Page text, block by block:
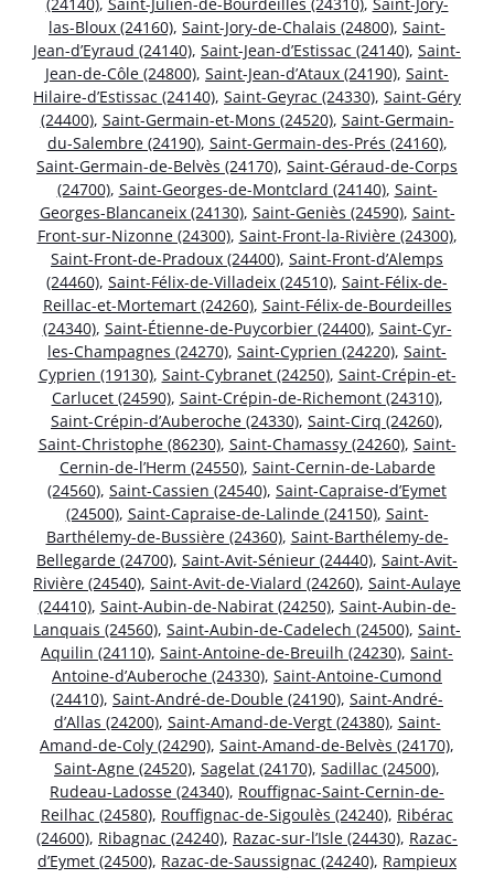
las-Bloux (24160), Saint-Jory-de-Chalais (24800), Saint-
Jean-d’Eyraud (24140), Saint-Jean-d’Estissac (24140), Saint-
Jean-de-Côle (24800), Saint-Jean-d’Ataux (24190), Saint-
Hilaire-d’Estissac (24140), Saint-Geyrac (24330), Saint-Géry
(24400), Saint-Germain-et-Mons (24520), Saint-Germain-
du-Salembre (24190), Saint-Germain-des-Prés (24160),
Saint-Germain-de-Belvès (24170), Saint-Géraud-de-Corps
(24700), Saint-Georges-de-Montclard (24140), Saint-
Georges-Blancaneix (24130), Saint-Geniès (24590), Saint-
Front-sur-Nizonne (24300), Saint-Front-la-Rivière (24300),
Saint-Front-de-Pradoux (24400), Saint-Front-d’Alemps
(24460), Saint-Félix-de-Villadeix (24510), Saint-Félix-de-
Reillac-et-Mortemart (24260), Saint-Félix-de-Bourdeilles
(24340), Saint-Étienne-de-Puycorbier (24400), Saint-Cyr-
les-Champagnes (24270), Saint-Cyprien (24220), Saint-
Cyprien (19130), Saint-Cybranet (24250), Saint-Crépin-et-
Carlucet (24590), Saint-Crépin-de-Richemont (24310),
Saint-Crépin-d’Auberoche (24330), Saint-Cirq (24260),
Saint-Christophe (86230), Saint-Chamassy (24260), Saint-
Cernin-de-l’Herm (24550), Saint-Cernin-de-Labarde
(24560), Saint-Cassien (24540), Saint-Capraise-d’Eymet
(24500), Saint-Capraise-de-Lalinde (24150), Saint-
Barthélemy-de-Bussière (24360), Saint-Barthélemy-de-
Bellegarde (24700), Saint-Avit-Sénieur (24440), Saint-Avit-
Rivière (24540), Saint-Avit-de-Vialard (24260), Saint-Aulaye
(24410), Saint-Aubin-de-Nabirat (24250), Saint-Aubin-de-
Lanquais (24560), Saint-Aubin-de-Cadelech (24500), Saint-
Aquilin (24110), Saint-Antoine-de-Breuilh (24230), Saint-
Antoine-d’Auberoche (24330), Saint-Antoine-Cumond
(24410), Saint-André-de-Double (24190), Saint-André-
d’Allas (24200), Saint-Amand-de-Vergt (24380), Saint-
Amand-de-Coly (24290), Saint-Amand-de-Belvès (24170),
Saint-Agne (24520), Sagelat (24170), Sadillac (24500),
Rudeau-Ladosse (24340), Rouffignac-Saint-Cernin-de-
Reilhac (24580), Rouffignac-de-Sigoulès (24240), Ribérac
(24600), Ribagnac (24240), Razac-sur-l’Isle (24430), Razac-
d’Eymet (24500), Razac-de-Saussignac (24240), Rampieux